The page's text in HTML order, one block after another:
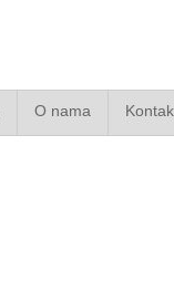
O nama